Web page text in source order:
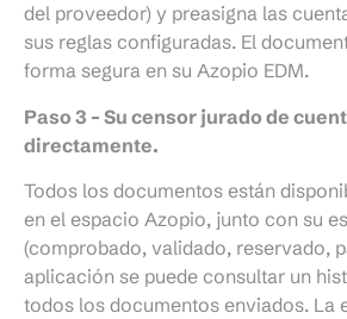
del proveedor) y preasigna las
sus reglas configuradas. El
forma segura en su Azopio EDM.
Paso 3 – Su censor jurado de
directamente.
Todos los documentos están
en el espacio Azopio, junto con su
(comprobado, validado, reservado,
aplicación se puede consultar un
todos los documentos enviados. La